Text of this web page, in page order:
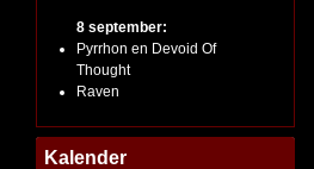
8 september:
Pyrrhon en Devoid Of
Thought
Raven
Kalender